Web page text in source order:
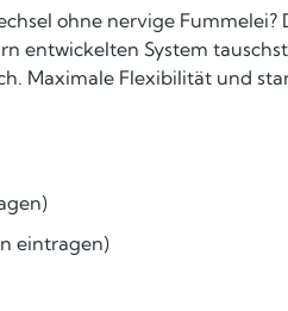
ohne nervige
entwickelten System
Maximale Flexibilität und
eintragen)